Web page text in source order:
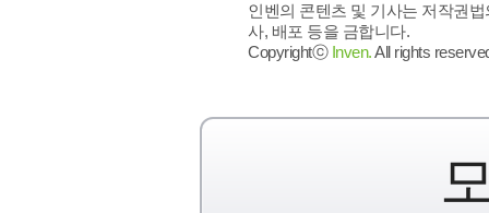
인벤의 콘텐츠 및 기사는 저작권
사, 배포 등을 금합니다.
Copyrightⓒ Inven.All rights